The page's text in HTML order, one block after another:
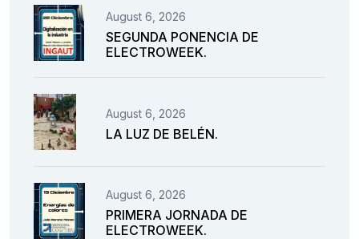
August 6, 2026
SEGUNDA PONENCIA DE
ELECTROWEEK.
August 6, 2026
LA LUZ DE BELÉN.
August 6, 2026
PRIMERA JORNADA DE
ELECTROWEEK.